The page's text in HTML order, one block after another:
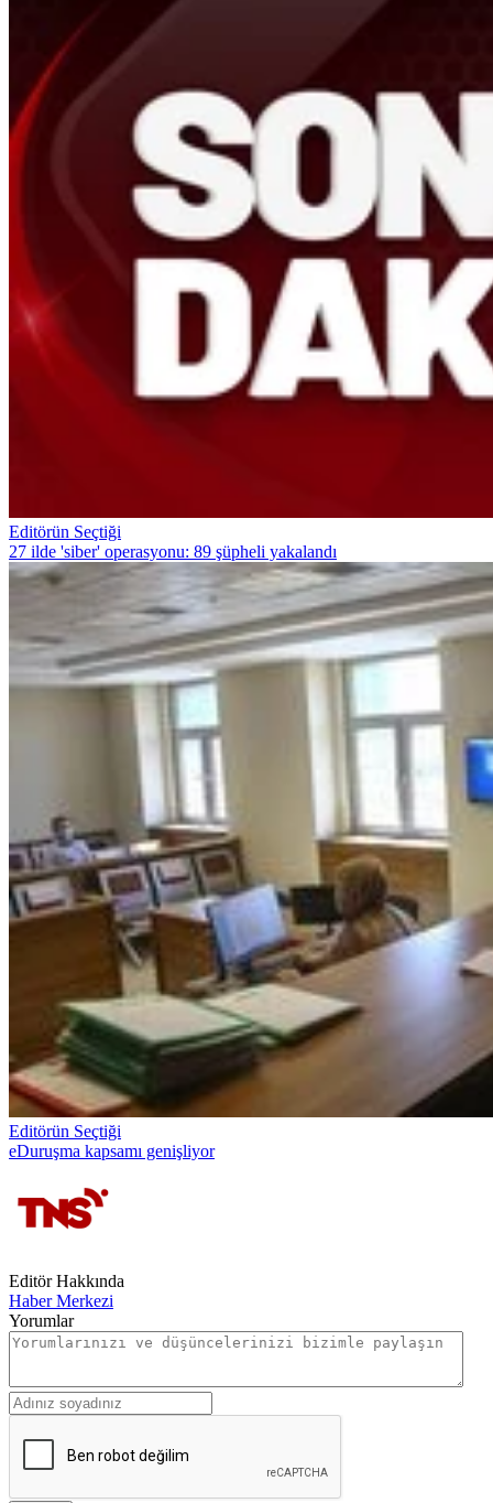
Editörün Seçtiği
27 ilde 'siber' operasyonu: 89 şüpheli yakalandı
Editörün Seçtiği
eDuruşma kapsamı genişliyor
Editör Hakkında
Haber Merkezi
Yorumlar